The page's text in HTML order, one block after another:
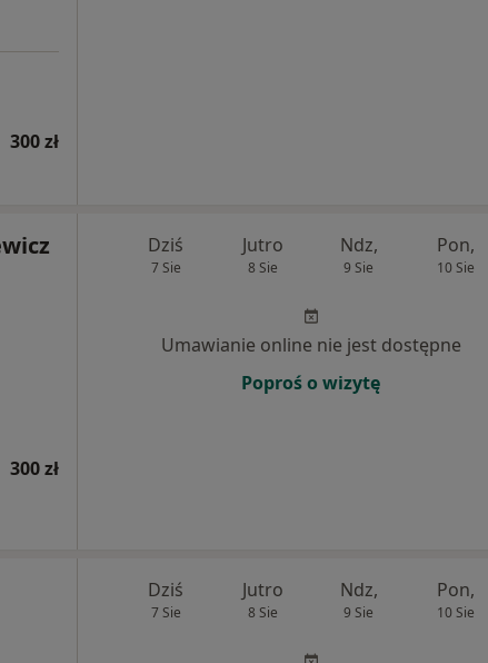
300 zł
300 zł
Dziś
7 Sie
Jutro
8 Sie
Ndz,
9 Sie
Pon,
10 Sie
Umawianie online nie jest dostępne
Poproś o wizytę
Dziś
7 Sie
Jutro
8 Sie
Ndz,
9 Sie
Pon,
10 Sie